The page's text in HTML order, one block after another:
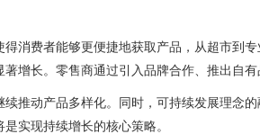
消费者能够更便捷地获取产品，从超市到
增长。零售商通过引入品牌合作、推出自
推动产品多样化。同时，可持续发展理念
实现持续增长的核心策略。